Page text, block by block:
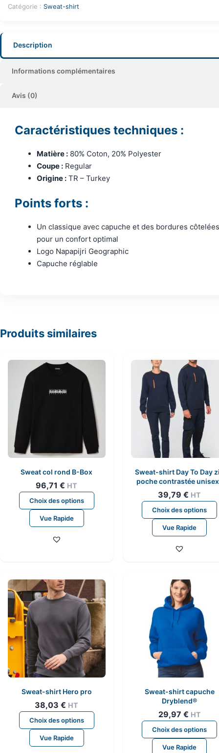
Catégorie : Sweat-shirt
Description
Informations complémentaires
Avis (0)
Caractéristiques techniques :
Matière : 80% Coton, 20% Polyester
Coupe : Regular
Origine : TR – Turkey
Points forts :
Un classique avec capuche et des bordures côtelées
pour un confort optimal
Logo Napapijri Geographic
Capuche réglable
Produits similaires
Sweat col rond B-Box
96,71€ HT
Choix des options
Ce
produit
peuvent
être
choisies
sur
la
page
du
produit
Vue Rapide
Sweat-shirt Day To Day
poche contrastée
39,79€ HT
Choix des options
Vue Rapide
Sweat-shirt Hero pro
38,03€ HT
Choix des options
Ce
produit
Vue Rapide
Sweat-shirt capuche
Dryblend®
29,97 € HT
Choix des options
Vue Rapide